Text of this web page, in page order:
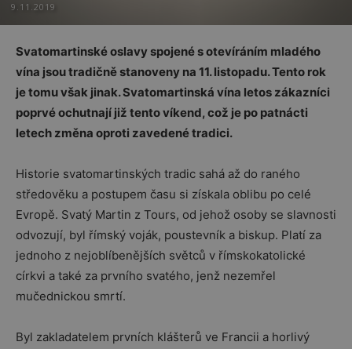
9.11.2019
Svatomartinské oslavy spojené s otevíráním mladého
vína jsou tradičně stanoveny na 11. listopadu. Tento rok
je tomu však jinak. Svatomartinská vína letos zákazníci
poprvé ochutnají již tento víkend, což je po patnácti
letech změna oproti zavedené tradici.
Historie svatomartinských tradic sahá až do raného
středověku a postupem času si získala oblibu po celé
Evropě. Svatý Martin z Tours, od jehož osoby se slavnosti
odvozují, byl římský voják, poustevník a biskup. Platí za
jednoho z nejoblíbenějších světců v římskokatolické
církvi a také za prvního svatého, jenž nezemřel
mučednickou smrtí.
Byl zakladatelem prvních klášterů ve Francii a horlivý